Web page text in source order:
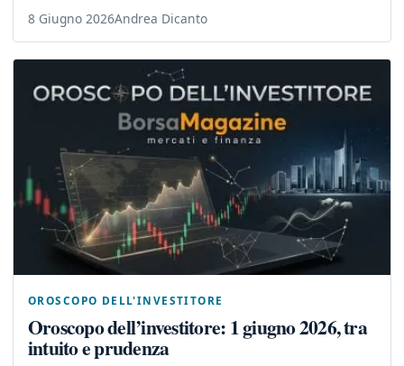
8 Giugno 2026Andrea Dicanto
OROSCOPO DELL'INVESTITORE
Oroscopo dell’investitore: 1 giugno 2026, tra
intuito e prudenza